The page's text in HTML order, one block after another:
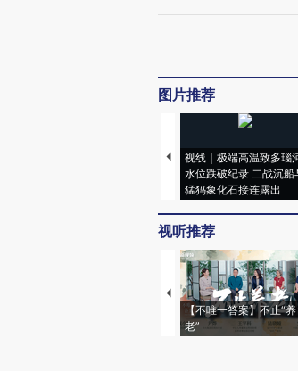
图片推荐
视线｜极端高温致多瑙
水位跌破纪录 二战沉船
猛犸象化石接连露出
视听推荐
【不唯一答案】不止“养
老”